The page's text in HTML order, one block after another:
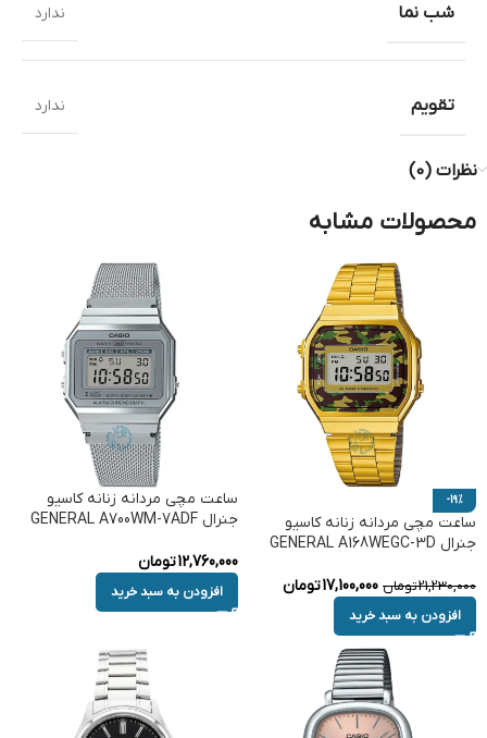
شب نما ندارد
تقویم ندارد
نظرات (0)
محصولات مشابه
-19%
ساعت مچی مردانه زنانه کاسیو
جنرال GENERAL A168WEGC-3D
21,230,000تومان 17,100,000تومان
افزودن به سبد خرید
ساعت مچی مردانه زنانه کاسیو
جنرال GENERAL A700WM-7ADF
12,760,000تومان
افزودن به سبد خرید